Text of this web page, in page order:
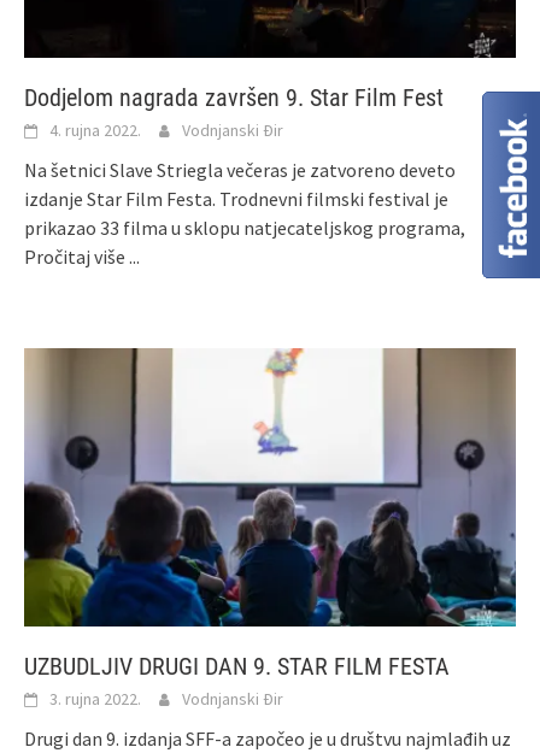
Dodjelom nagrada završen 9. Star Film Fest
4. rujna 2022. Vodnjanski Đir
Na šetnici Slave Striegla večeras je zatvoreno deveto
izdanje Star Film Festa. Trodnevni filmski festival je
prikazao 33 filma u sklopu natjecateljskog programa,
Pročitaj više ...
UZBUDLJIV DRUGI DAN 9. STAR FILM FESTA
3. rujna 2022. Vodnjanski Đir
Drugi dan 9. izdanja SFF-a započeo je u društvu najmlađih uz